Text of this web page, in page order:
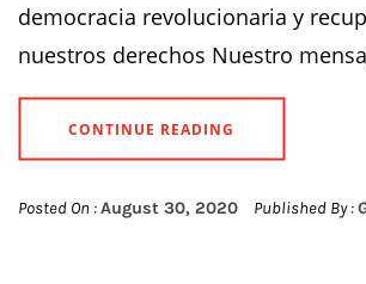
democracia revolucionaria y
nuestros derechos Nuestro
CONTINUE READING
Posted On :August 30, 2020 Published By :